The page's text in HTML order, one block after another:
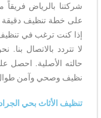
شركتنا بالرياض
على خطة تنظيف دقيقة
إذا كنت ترغب في
لا تتردد بالاتصال
حالته الأصلية. احصل
نظيف وصحي وآمن
تنظيف الأثاث بحي